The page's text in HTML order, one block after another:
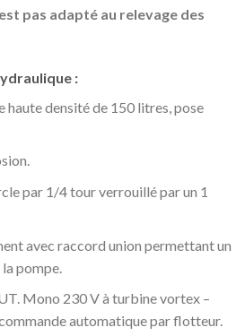
pas adapté au relevage des
:
haute densité de 150 litres, pose
par 1/4 tour verrouillé par un 1
avec raccord union permettant un
pompe.
Mono 230 V à turbine vortex –
automatique par flotteur.